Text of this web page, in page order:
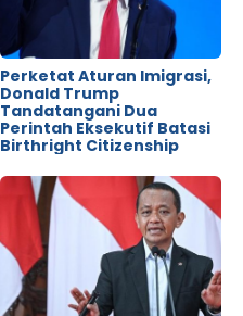
Perketat Aturan Imigrasi,
Donald Trump
Tandatangani Dua
Perintah Eksekutif Batasi
Birthright Citizenship